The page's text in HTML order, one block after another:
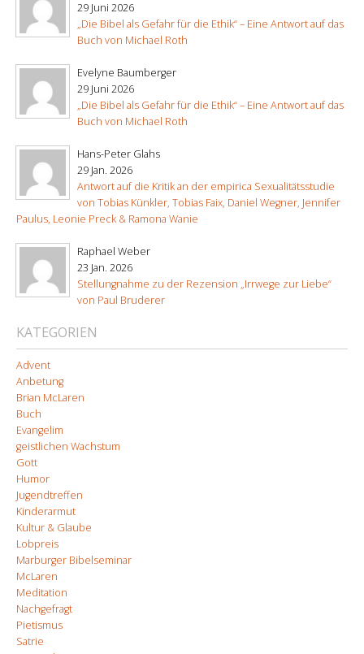
29 Juni 2026
„Die Bibel als Gefahr für die Ethik“ – Eine Antwort auf das
Buch von Michael Roth
Evelyne Baumberger
29 Juni 2026
„Die Bibel als Gefahr für die Ethik“ – Eine Antwort auf das
Buch von Michael Roth
Hans-Peter Glahs
29 Jan. 2026
Antwort auf die Kritik an der empirica Sexualitätsstudie
von Tobias Künkler, Tobias Faix, Daniel Wegner, Jennifer
Paulus, Leonie Preck & Ramona Wanie
Raphael Weber
23 Jan. 2026
Stellungnahme zu der Rezension „Irrwege zur Liebe“
von Paul Bruderer
KATEGORIEN
Advent
Anbetung
Brian McLaren
Buch
Evangelim
geistlichen Wachstum
Gott
Humor
Jugendtreffen
Kinderarmut
Kultur & Glaube
Lobpreis
Marburger Bibelseminar
McLaren
Meditation
Nachgefragt
Pietismus
Satrie